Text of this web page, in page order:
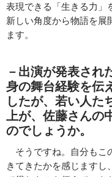
表現できる「生きる力」
新しい角度から物語を展
ます。
－出演が発表され
身の舞台経験を伝
したが、若い人た
上が、佐藤さんの
のでしょうか。
そうですね。自分もこ
きてきたかを感じますし